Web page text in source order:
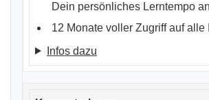
Dein persönliches Lerntempo
12 Monate voller Zugriff auf alle
Infos dazu